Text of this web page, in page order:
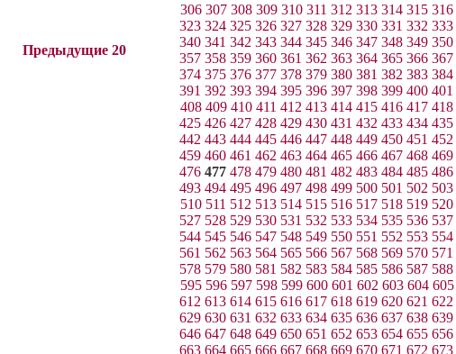
Предыдущие 20
306 307 308 309 310 311 312 313 314 315 316
323 324 325 326 327 328 329 330 331 332 333
340 341 342 343 344 345 346 347 348 349 350
357 358 359 360 361 362 363 364 365 366 367
374 375 376 377 378 379 380 381 382 383 384
391 392 393 394 395 396 397 398 399 400 401
408 409 410 411 412 413 414 415 416 417 418
425 426 427 428 429 430 431 432 433 434 435
442 443 444 445 446 447 448 449 450 451 452
459 460 461 462 463 464 465 466 467 468 469
476 477 478 479 480 481 482 483 484 485 486
493 494 495 496 497 498 499 500 501 502 503
510 511 512 513 514 515 516 517 518 519 520
527 528 529 530 531 532 533 534 535 536 537
544 545 546 547 548 549 550 551 552 553 554
561 562 563 564 565 566 567 568 569 570 571
578 579 580 581 582 583 584 585 586 587 588
595 596 597 598 599 600 601 602 603 604 605
612 613 614 615 616 617 618 619 620 621 622
629 630 631 632 633 634 635 636 637 638 639
646 647 648 649 650 651 652 653 654 655 656
663 664 665 666 667 668 669 670 671 672 673